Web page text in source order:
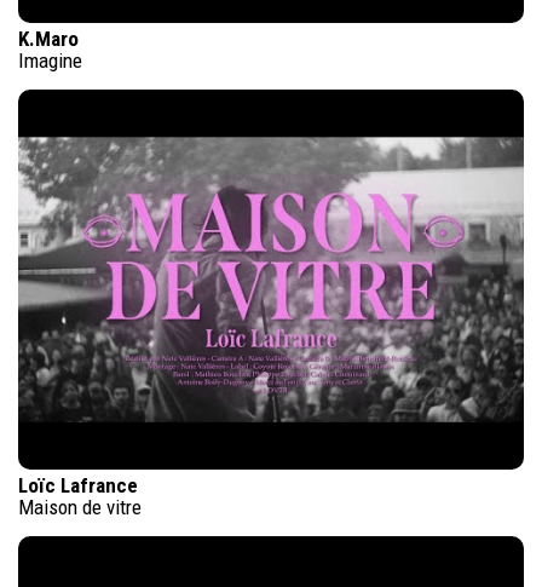
K.Maro
Imagine
Loïc Lafrance
Maison de vitre